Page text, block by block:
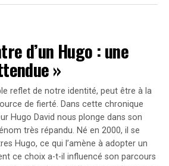
durabilité environnementale.
représentent désormais 84%
électriques, contre
permet aux sociétés
des bornes de recharge pour
fiscal. Les frais liés à
ne seront pas pris en
des avantages en nature. De plus,
sur ces avantages est maintenu
d’un Hugo : une
»
reflet de notre identité, peut être à la
de fierté. Dans cette chronique
Hugo David nous plonge dans son
très répandu. Né en 2000, il se
Hugo, ce qui l’amène à adopter un
ce choix a-t-il influencé son parcours